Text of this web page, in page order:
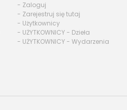
- Zaloguj
- Zarejestruj się tutaj
- Użytkownicy
- UŻYTKOWNICY - Dzieła
- UŻYTKOWNICY - Wydarzenia